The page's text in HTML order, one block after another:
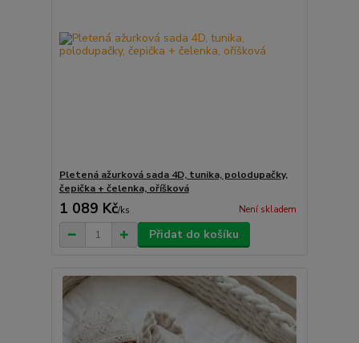
Pletená ažurková sada 4D, tunika, polodupačky,
čepička + čelenka, oříšková
1 089 Kč/ks Není skladem
Přidat do košíku